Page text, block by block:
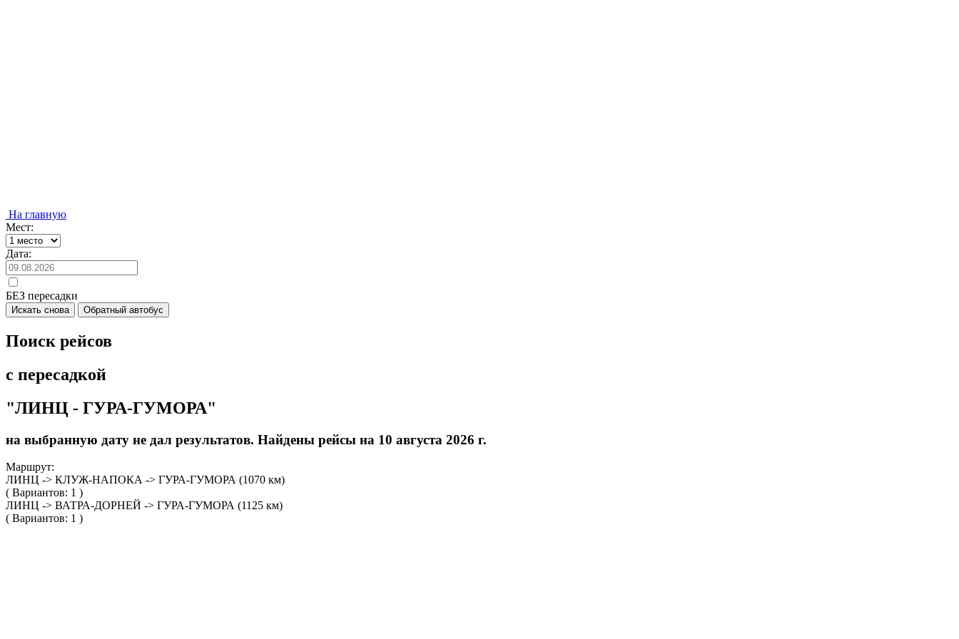
На главную
Мест:
Дата:
БЕЗ пересадки
Искать снова Обратный автобус
Поиск рейсов
с пересадкой
"ЛИНЦ - ГУРА-ГУМОРА"
на выбранную дату не дал результатов. Найдены рейсы на 10 августа 2026 г.
Маршрут:
ЛИНЦ -> КЛУЖ-НАПОКА -> ГУРА-ГУМОРА (1070 км)
( Вариантов: 1 )
ЛИНЦ -> ВАТРА-ДОРНЕЙ -> ГУРА-ГУМОРА (1125 км)
( Вариантов: 1 )